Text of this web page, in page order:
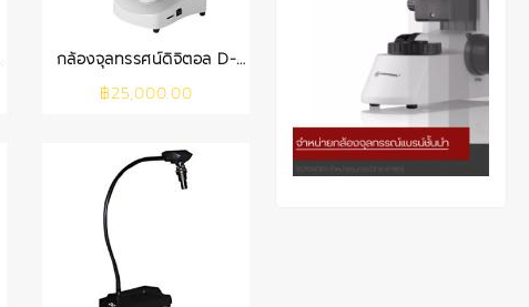
กล้องจุลทรรศน์ดิจิตอล D-
117MS
฿25,000.00